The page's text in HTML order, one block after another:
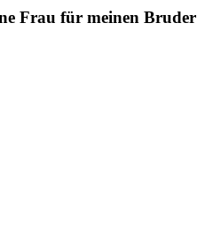
Frau für meinen Bruder